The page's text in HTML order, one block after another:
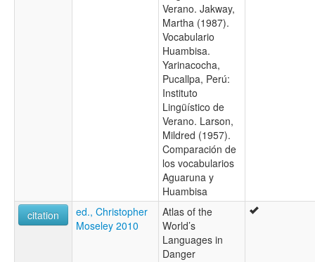
Verano. Jakway,
Martha (1987).
Vocabulario
Huambisa.
Yarinacocha,
Pucallpa, Perú:
Instituto
Lingüístico de
Verano. Larson,
Mildred (1957).
Comparación de
los vocabularios
Aguaruna y
Huambisa
citation
ed., Christopher
Moseley 2010
Atlas of the
World’s
Languages in
Danger